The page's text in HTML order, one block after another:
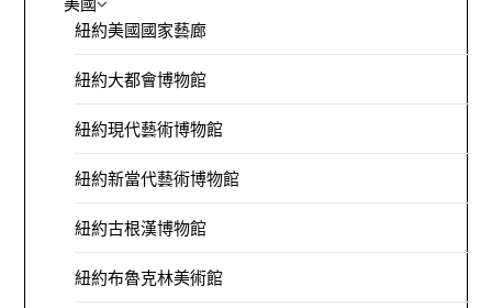
紐約美國國家藝廊
紐約大都會博物館
紐約現代藝術博物館
紐約新當代藝術博物館
紐約古根漢博物館
紐約布魯克林美術館